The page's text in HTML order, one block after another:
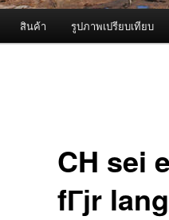
สินค้า รูปภาพเปรียบเทียบ
CH sei
fГјr